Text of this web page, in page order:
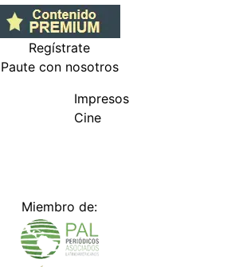
Regístrate
Paute con nosotros
Impresos
Cine
Miembro de: